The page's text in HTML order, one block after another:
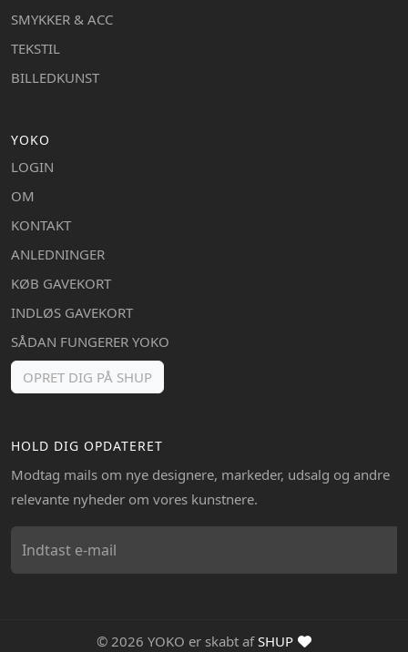
SMYKKER & ACC
TEKSTIL
BILLEDKUNST
YOKO
LOGIN
OM
KONTAKT
ANLEDNINGER
KØB GAVEKORT
INDLØS GAVEKORT
SÅDAN FUNGERER YOKO
OPRET DIG PÅ SHUP
HOLD DIG OPDATERET
Modtag mails om nye designere, markeder, udsalg og andre
relevante nyheder om vores kunstnere.
© 2026 YOKO er skabt afSHUP